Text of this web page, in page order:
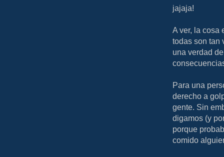
jajaja!
A ver, la cosa
todas son tan
una verdad
Para una
derecho a
gente. Sin
digamos (y
porque
comido